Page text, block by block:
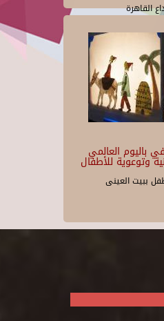
القاهرة
باليوم العالمي
وتوعوية للأطفال
ببيت العينى